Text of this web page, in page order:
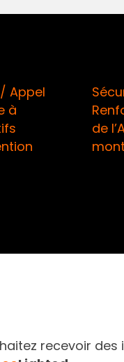
/
à la
de l’IA
recevoir des